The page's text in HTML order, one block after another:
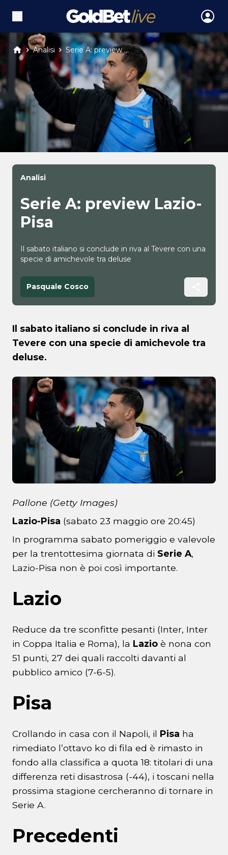
Analisi Serie A: preview ...
Analisi
Serie A: preview Lazio-
Pisa
Il sabato italiano si conclude in riva al Tevere con una
specie di amichevole tra deluse
Pasquale Cosco
Il sabato italiano si conclude in riva al
Tevere con una specie di amichevole tra
deluse.
Pallone (Getty Images)
Lazio-Pisa (sabato 23 maggio ore 20:45)
In programma sabato pomeriggio e valevole
per la trentottesima giornata di Serie A,
Lazio-Pisa non è poi così importante.
Lazio
Reduce da tre sconfitte pesanti (Inter, Inter
in Coppa Italia e Roma), la Lazio è nona con
51 punti, 27 dei quali raccolti davanti al
pubblico amico (7-6-5).
Pisa
Crollando in casa con il Napoli, il Pisa ha
rimediato l’ottavo ko di fila ed è rimasto in
fondo alla classifica a quota 18: titolari di una
differenza reti disastrosa (-44), i toscani nella
prossima stagione cercheranno di tornare in
Serie A.
Precedenti